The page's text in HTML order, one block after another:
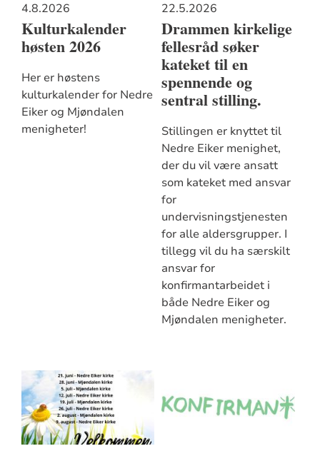
4.8.2026
Kulturkalender
høsten 2026
Her er høstens
kulturkalender for Nedre
Eiker og Mjøndalen
menigheter!
22.5.2026
Drammen kirkelige
fellesråd søker
kateket til en
spennende og
sentral stilling.
Stillingen er knyttet til
Nedre Eiker menighet,
der du vil være ansatt
som kateket med ansvar
for
undervisningstjenesten
for alle aldersgrupper. I
tillegg vil du ha særskilt
ansvar for
konfirmantarbeidet i
både Nedre Eiker og
Mjøndalen menigheter.